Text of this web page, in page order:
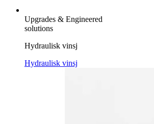
Upgrades & Engineered
solutions
Hydraulisk vinsj
Hydraulisk vinsj